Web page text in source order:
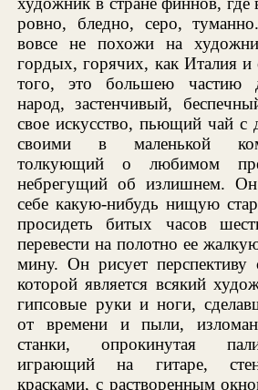
ровно, бледно, серо,
вовсе не похожи на
гордых, горячих, как Италия и
того, это большею частию
народ, застенчивый,
свое искусство, пьющий чай с
своими в маленькой
толкующий о любимом
небрегущий об излишнем. Он
себе какую-нибудь нищую
просидеть битых часов
перевести на полотно ее
мину. Он рисует перспективу
которой является всякий
гипсовые руки и ноги,
от времени и пыли,
станки, опрокинутая
играющий на гитаре,
красками, с растворенным